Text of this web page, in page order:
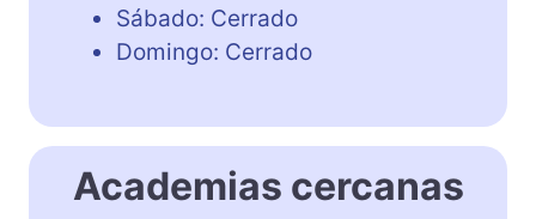
Sábado: Cerrado
Domingo: Cerrado
Academias cercanas